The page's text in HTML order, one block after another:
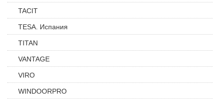
TACIT
TESA. Испания
TITAN
VANTAGE
VIRO
WINDOORPRO